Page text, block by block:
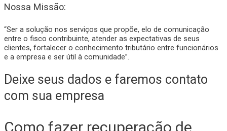
Nossa Missão:
“Ser a solução nos serviços que propõe, elo de comunicação
entre o fisco contribuinte, atender as expectativas de seus
clientes, fortalecer o conhecimento tributário entre funcionários
e a empresa e ser útil à comunidade”.
Deixe seus dados e faremos contato
com sua empresa
Como fazer recuperação de